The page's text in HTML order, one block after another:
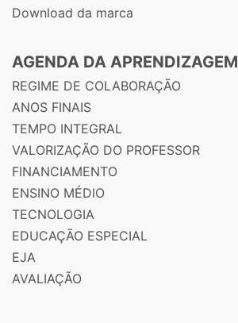
Download da marca
AGENDA DA APRENDIZAGEM
REGIME DE COLABORAÇÃO
ANOS FINAIS
TEMPO INTEGRAL
VALORIZAÇÃO DO PROFESSOR
FINANCIAMENTO
ENSINO MÉDIO
TECNOLOGIA
EDUCAÇÃO ESPECIAL
EJA
AVALIAÇÃO